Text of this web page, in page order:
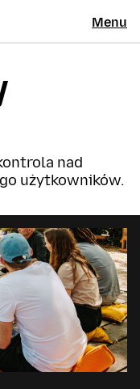
Menu
nad
użytkowników.